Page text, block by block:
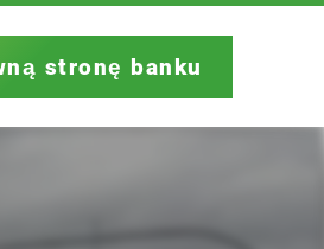
stronę banku